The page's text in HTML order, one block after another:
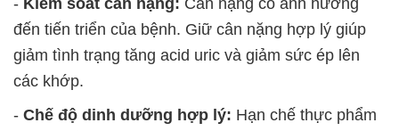
- Kiểm soát cân nặng: Cân nặng có ảnh hưởng
đến tiến triển của bệnh. Giữ cân nặng hợp lý giúp
giảm tình trạng tăng acid uric và giảm sức ép lên
các khớp.
- Chế độ dinh dưỡng hợp lý: Hạn chế thực phẩm